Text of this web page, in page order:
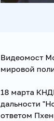
Видеомост
мировой
18 марта
дальности
ответом